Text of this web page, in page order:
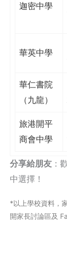
迦密中學
華英中學
華仁書院
（九龍）
旅港開平
商會中學
分享給朋友 ：
中選擇！
*以上學校資料，
開家長討論區及